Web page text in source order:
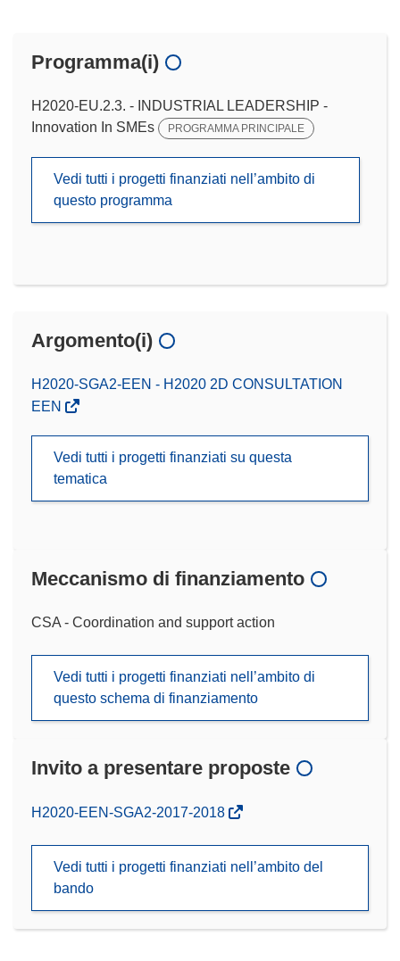
Programma(i)
H2020-EU.2.3. - INDUSTRIAL LEADERSHIP -
Innovation In SMEs
PROGRAMMA PRINCIPALE
Vedi tutti i progetti finanziati nell’ambito di
questo programma
Argomento(i)
H2020-SGA2-EEN - H2020 2D CONSULTATION
EEN
Vedi tutti i progetti finanziati su questa
tematica
Meccanismo di finanziamento
CSA - Coordination and support action
Vedi tutti i progetti finanziati nell’ambito di
questo schema di finanziamento
Invito a presentare proposte
(si
nuova
H2020-EEN-SGA2-2017-2018
Vedi tutti i progetti finanziati nell’ambito del
bando